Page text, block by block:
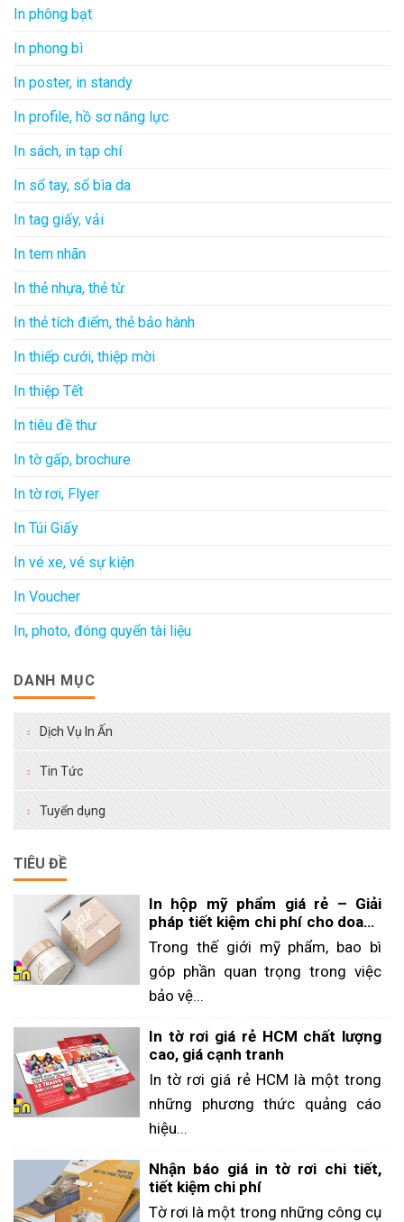
In phông bạt
In phong bì
In poster, in standy
In profile, hồ sơ năng lực
In sách, in tạp chí
In sổ tay, sổ bìa da
In tag giấy, vải
In tem nhãn
In thẻ nhựa, thẻ từ
In thẻ tích điểm, thẻ bảo hành
In thiếp cưới, thiệp mời
In thiệp Tết
In tiêu đề thư
In tờ gấp, brochure
In tờ rơi, Flyer
In Túi Giấy
In vé xe, vé sự kiện
In Voucher
In, photo, đóng quyển tài liệu
DANH MỤC
Dịch Vụ In Ấn
Tin Tức
Tuyển dụng
TIÊU ĐỀ
In hộp mỹ phẩm giá rẻ – Giải
pháp tiết kiệm chi phí cho doanh
nghiệp
Trong thế giới mỹ phẩm, bao bì
góp phần quan trọng trong việc
bảo vệ...
In tờ rơi giá rẻ HCM chất lượng
cao, giá cạnh tranh
In tờ rơi giá rẻ HCM là một trong
những phương thức quảng cáo
hiệu...
Nhận báo giá in tờ rơi chi tiết,
tiết kiệm chi phí
Tờ rơi là một trong những công cụ